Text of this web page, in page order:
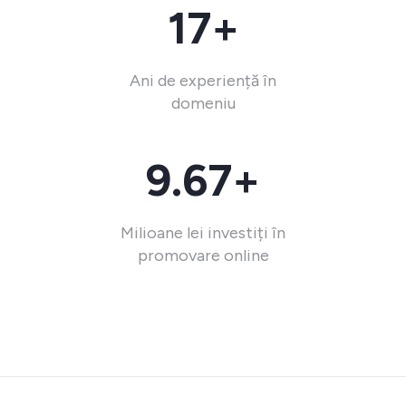
17+
Ani de experiență în
domeniu
9.67+
Milioane lei investiți în
promovare online